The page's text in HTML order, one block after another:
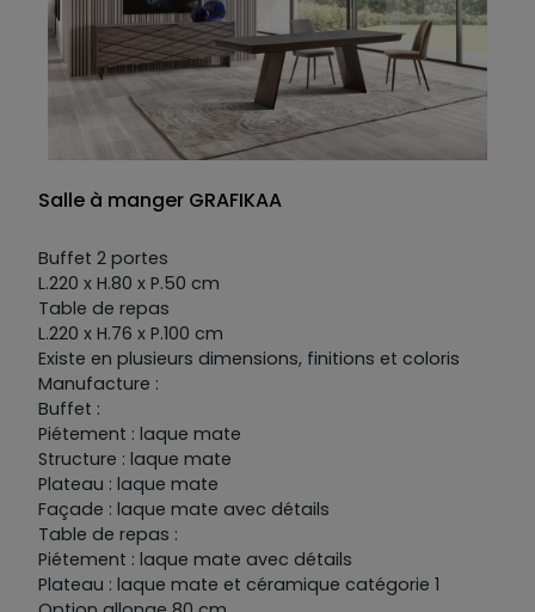
Salle à manger GRAFIKAA
Buffet 2 portes
L.220 x H.80 x P.50 cm
Table de repas
L.220 x H.76 x P.100 cm
Existe en plusieurs dimensions, finitions et coloris
Manufacture :
Buffet :
Piétement : laque mate
Structure : laque mate
Plateau : laque mate
Façade : laque mate avec détails
Table de repas :
Piétement : laque mate avec détails
Plateau : laque mate et céramique catégorie 1